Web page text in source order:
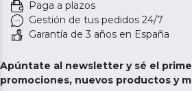
Paga a plazos
Gestión de tus pedidos 24/7
Garantía de 3 años en España
Apúntate al newsletter y sé el
promociones, nuevos productos y